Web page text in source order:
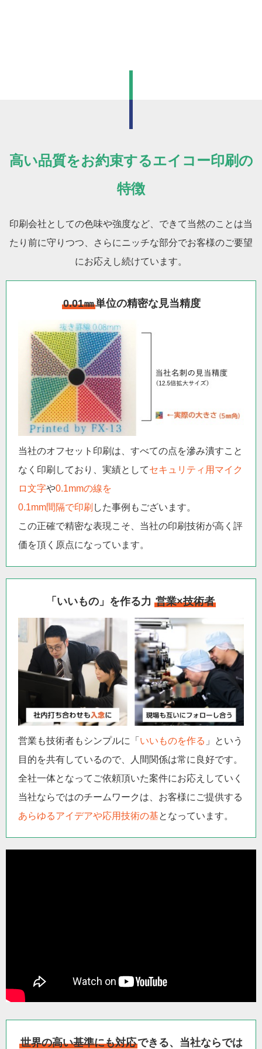
高い品質をお約束するエイコー印刷の
特徴
印刷会社としての色味や強度など、できて当然のことは当
たり前に守りつつ、さらにニッチな部分でお客様のご要望
にお応えし続けています。
0.01㎜単位の精密な見当精度
当社のオフセット印刷は、すべての点を滲み潰すこと
なく印刷しており、実績としてセキュリティ用マイク
ロ文字や0.1mmの線を
0.1mm間隔で印刷 した事例もございます。
この正確で精密な表現こそ、当社の印刷技術が高く評
価を頂く原点になっています。
「いいもの」を作る力 営業×技術者
営業も技術者もシンプルに「 いいものを作る 」という
目的を共有しているので、人間関係は常に良好です。
全社一体となってご依頼頂いた案件にお応えしていく
当社ならではのチームワークは、お客様にご提供する
あらゆるアイデアや応用技術の基となっています。
世界の高い基準にも対応できる、当社ならでは